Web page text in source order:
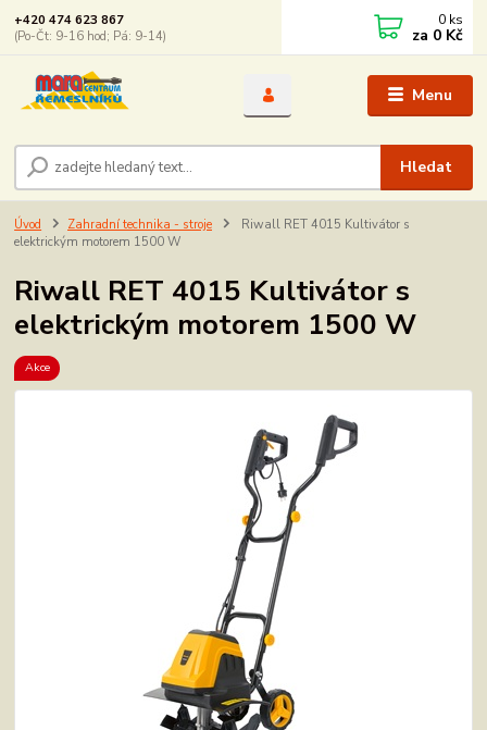
Menu
Hledat
+420 474 623 867
(Po-Čt: 9-16 hod; Pá: 9-14)
0 ks
za 0 Kč
Úvod Zahradní technika - stroje
Riwall RET 4015 Kultivátor s
elektrickým motorem 1500 W
Riwall RET 4015 Kultivátor s
elektrickým motorem 1500 W
Akce